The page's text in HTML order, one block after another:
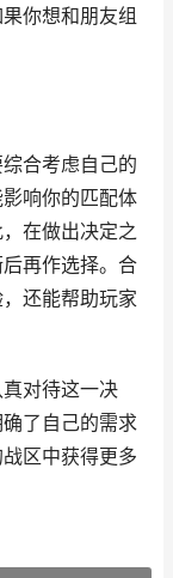
你想和朋友组
合考虑自己的
响你的匹配体
在做出决定之
再作选择。合
还能帮助玩家
对待这一决
了自己的需求
区中获得更多